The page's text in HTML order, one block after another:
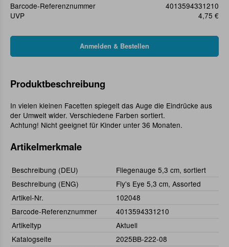
Barcode-Referenznummer
4013594331210
UVP
4,75 €
Produktbeschreibung
In vielen kleinen Facetten spiegelt das Auge die Eindrücke aus
der Umwelt wider. Verschiedene Farben sortiert.
Achtung! Nicht geeignet für Kinder unter 36 Monaten.
Artikelmerkmale
Beschreibung (DEU)
Fliegenauge 5,3 cm, sortiert
Beschreibung (ENG)
Fly's Eye 5,3 cm, Assorted
Artikel-Nr.
102048
Barcode-Referenznummer
4013594331210
Artikeltyp
Aktuell
Katalogseite
2025BB-222-08